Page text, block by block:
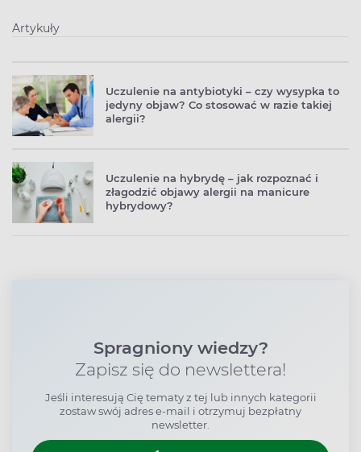
Artykuły
Uczulenie na antybiotyki – czy wysypka to
jedyny objaw? Co stosować w razie takiej
alergii?
Uczulenie na hybrydę – jak rozpoznać i
złagodzić objawy alergii na manicure
hybrydowy?
Spragniony wiedzy?
Zapisz się do newslettera!
Jeśli interesują Cię tematy z tej lub innych kategorii
zostaw swój adres e-mail i otrzymuj bezpłatny
newsletter.